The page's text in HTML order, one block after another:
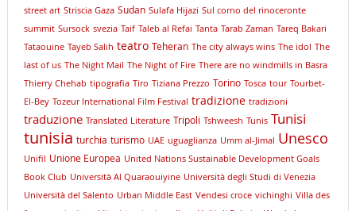
street art Striscia Gaza Sudan Sulafa Hijazi Sul corno del rinoceronte
summit Sursock svezia Taif Taleb al Refai Tanta Tarab Zaman Tareq Bakari
Tataouine Tayeb Salih teatro Teheran The city always wins The idol The
last of us The Night Mail The Night of Fire There are no windmills in Basra
Thierry Chehab tipografia Tiro Tiziana Prezzo Torino Tosca tour Tourbet-
El-Bey Tozeur International Film Festival tradizione tradizioni
traduzione Translated Literature Tripoli Tshweesh Tunis Tunisi
tunisia turchia turismo UAE uguaglianza Umm al-Jimal Unesco
Unifil Unione Europea United Nations Sustainable Development Goals
Book Club Università Al Quaraouiyine Università degli Studi di Venezia
Università del Salento Urban Middle East Vendesi croce vichinghi Villa des